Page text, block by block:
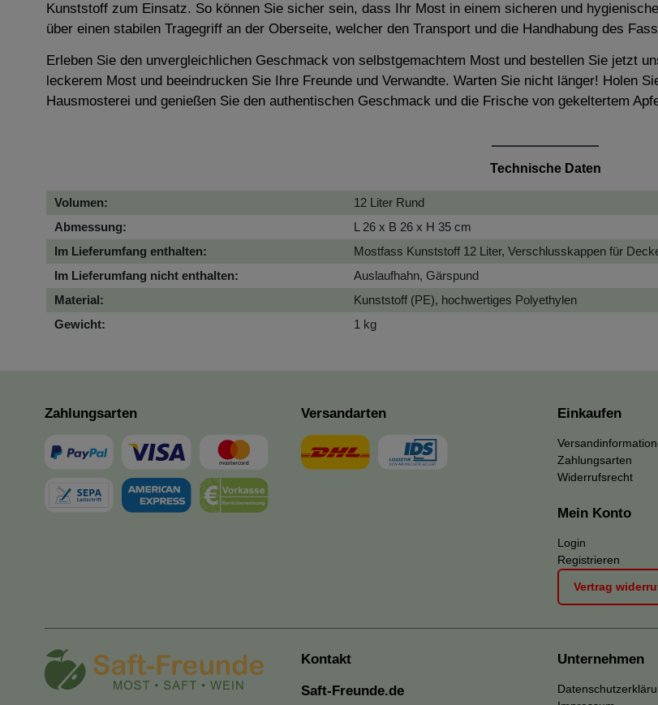
Kunststoff zum Einsatz. So können Sie sicher sein, dass Ihr Most in einem sicheren und
über einen stabilen Tragegriff an der Oberseite, welcher den Transport und die Handhabung des
Erleben Sie den unvergleichlichen Geschmack von selbstgemachtem Most und bestellen Sie jetzt
leckerem Most und beeindrucken Sie Ihre Freunde und Verwandte. Warten Sie nicht länger! Holen
Hausmosterei und genießen Sie den authentischen Geschmack und die Frische von gekeltertem
Technische Daten
Volumen:
12 Liter Rund
Abmessung:
L 26 x B 26 x H 35 cm
Im Lieferumfang enthalten:
Mostfass Kunststoff 12 Liter, Verschlusskappen für
Im Lieferumfang nicht enthalten:
Auslaufhahn, Gärspund
Material:
Kunststoff (PE), hochwertiges Polyethylen
Gewicht:
1 kg
Zahlungsarten Versandarten Einkaufen
Zahlungsarten
Widerrufsrecht
Mein Konto
Login
Registrieren
Vertrag
Kontakt
Saft-Freunde.de
Unternehmen